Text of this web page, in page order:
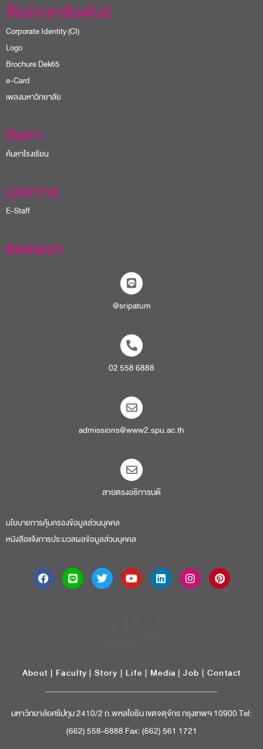
สื่อประชาสัมพันธ์
Corporate Identity (CI)
Logo
Brochure Dek65
e-Card
เพลงมหาวิทยาลัย
ค้นหา
ค้นหาโรงเรียน
บุคลากร
E-Staff
ติดต่อเรา
@sripatum
02 558 6888
admissions@www2.spu.ac.th
สายตรงอธิการบดี​
นโยบายการคุ้มครองข้อมูลส่วนบุคคล
หนังสือแจ้งการประมวลผลข้อมูลส่วนบุคคล
About | Faculty | Story | Life | Media |Job | Contact
มหาวิทยาลัยศรีปทุม 2410/2 ถ.พหลโยธิน เขตจตุจักร กรุงเทพฯ 10900 Tel:
(662) 558-6888 Fax: (662) 561 1721